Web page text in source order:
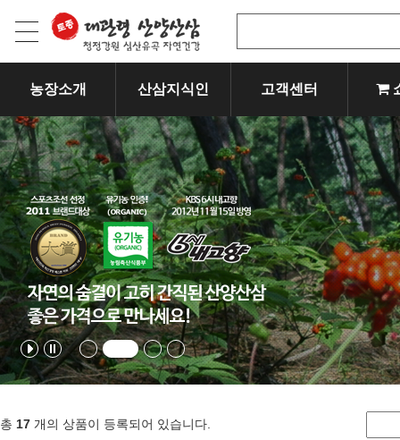
농장소개 산삼지식인 고객센터
총 17 개의 상품이 등록되어 있습니다.